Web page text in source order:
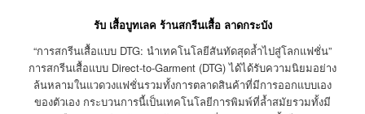
รับ เสื้อบูทเลค ร้านสกรีนเสื้อ ลาดกระบัง
“การสกรีนเสื้อแบบ DTG: นำเทคโนโลยีสันทัดสุดล้ำไปสู่โลกแฟชั่น”
การสกรีนเสื้อแบบ Direct-to-Garment (DTG) ได้ได้รับความนิยมอย่าง
ล้นหลามในแวดวงแฟชั่นรวมทั้งการตลาดสินค้าที่มีการออกแบบเอง
ของตัวเอง กระบวนการนี้เป็นเทคโนโลยีการพิมพ์ที่ล้ำสมัยรวมทั้งมี